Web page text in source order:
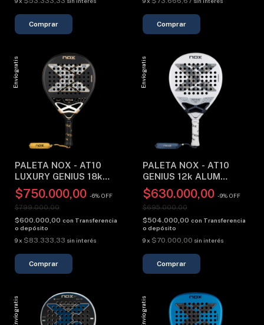
Envío gratis
PALETA NOX - AT10
LUXURY GENIUS 18k
(2026)
$750.000,00 -6% OFF
$799.000,00
$600.000,00 con Transferencia
o depósito
9x $83.333,33 sin interés
Envío gratis
PALETA NOX - AT10
GENIUS 12k ALUM
XTREME LITE (2026)
$630.000,00 -9% OFF
$695.000,00
$504.000,00 con Transferencia
o depósito
9 x $70.000,00 sin interés
Envío gratis Envío gratis